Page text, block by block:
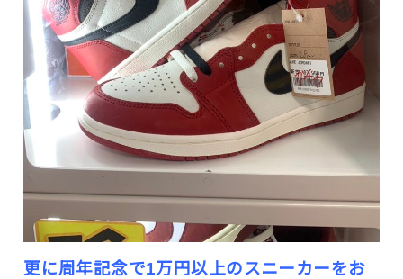
更に周年記念で1万円以上のスニーカーをお